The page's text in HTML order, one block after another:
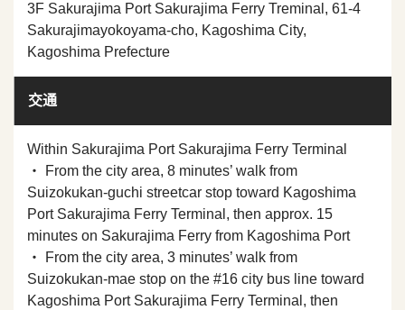
3F Sakurajima Port Sakurajima Ferry Treminal, 61-4
Sakurajimayokoyama-cho, Kagoshima City,
Kagoshima Prefecture
交通
Within Sakurajima Port Sakurajima Ferry Terminal
・ From the city area, 8 minutes’ walk from
Suizokukan-guchi streetcar stop toward Kagoshima
Port Sakurajima Ferry Terminal, then approx. 15
minutes on Sakurajima Ferry from Kagoshima Port
・ From the city area, 3 minutes’ walk from
Suizokukan-mae stop on the #16 city bus line toward
Kagoshima Port Sakurajima Ferry Terminal, then